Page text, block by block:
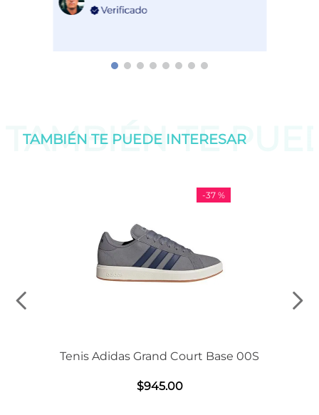
TAMBIÉN TE
TAMBIÉN TE PUEDE INTERESAR
-37 %
Tenis Adidas Grand Court Base 00S
$945.00